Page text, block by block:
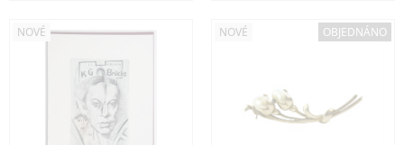
NOVÉ NOVÉ OBJEDNÁNO